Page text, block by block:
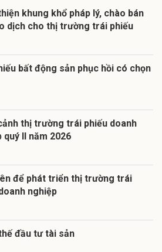
khung khổ pháp lý, chào bán
dịch cho thị trường trái phiếu
bất động sản phục hồi có chọn
thị trường trái phiếu doanh
quý II năm 2026
để phát triển thị trường trái
nghiệp
đầu tư tài sản